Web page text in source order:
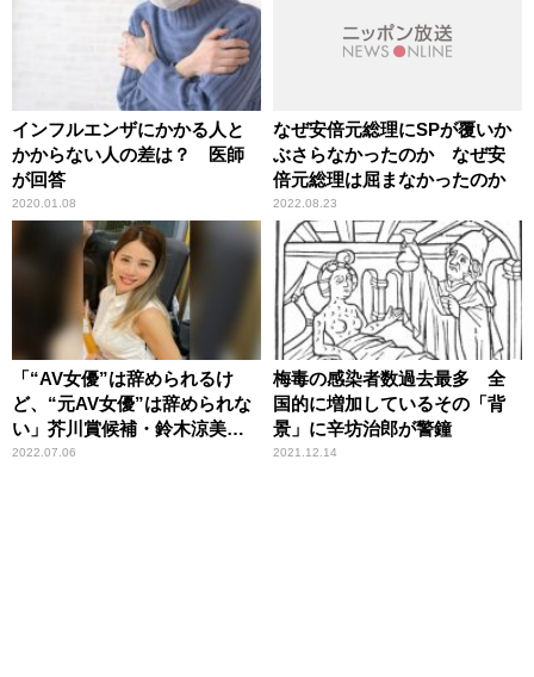
インフルエンザにかかる人と
かからない人の差は？ 医師
が回答
2020.01.08
なぜ安倍元総理にSPが覆いか
ぶさらなかったのか なぜ安
倍元総理は屈まなかったのか
2022.08.23
「“AV女優”は辞められるけ
ど、“元AV女優”は辞められな
い」芥川賞候補・鈴木涼美が
経験から考える「AV新法」
2022.07.06
梅毒の感染者数過去最多 全
国的に増加しているその「背
景」に辛坊治郎が警鐘
2021.12.14